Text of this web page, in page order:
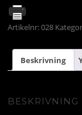
Artikelnr:028
Beskrivning
BESKRIVNING